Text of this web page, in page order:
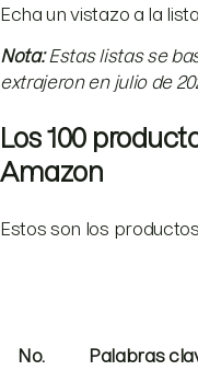
Echa un vistazo a la
Nota:Estas listas se
extrajeron en julio de
Los 100
Amazon
Estos son los
No. Palabras